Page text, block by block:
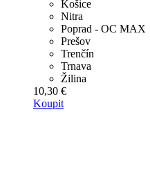
Košice
Nitra
Poprad - OC MAX
Prešov
Trenčín
Trnava
Žilina
10,30 €
Koupit